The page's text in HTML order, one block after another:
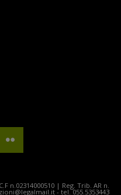
n.02314000510 | Reg. Trib. AR n.
- tel. 055.5353443